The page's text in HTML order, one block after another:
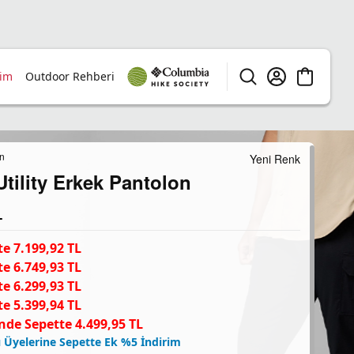
Outdoor Rehberi
Yeni Renk
Erkek Pantolon
7.199,92 TL
6.749,93 TL
6.299,93 TL
5.399,94 TL
Sepette 4.499,95 TL
Üyelerine Sepette Ek %5 İndirim